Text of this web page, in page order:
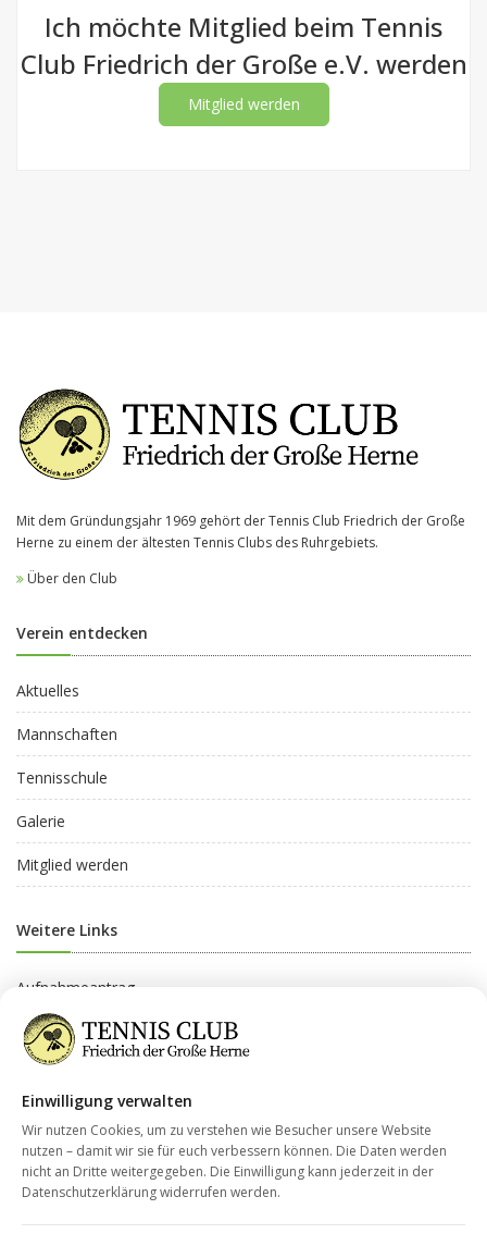
Ich möchte Mitglied beim Tennis
Club Friedrich der Große e.V. werden
Mitglied werden
Mit dem Gründungsjahr 1969 gehört der Tennis Club Friedrich der Große
Herne zu einem der ältesten Tennis Clubs des Ruhrgebiets.
Über den Club
Verein entdecken
Aktuelles
Mannschaften
Tennisschule
Galerie
Mitglied werden
Weitere Links
Aufnahmeantrag
Beitragsordnung
Kontakt
Einwilligung verwalten
Wir nutzen Cookies, um zu verstehen wie Besucher unsere Website
nutzen – damit wir sie für euch verbessern können. Die Daten werden
nicht an Dritte weitergegeben. Die Einwilligung kann jederzeit in der
Datenschutzerklärung widerrufen werden.